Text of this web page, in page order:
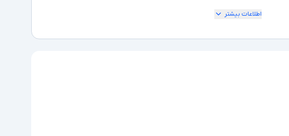
مناسب برای
جنس بدنه آلومینیوم
اطلاعات بیشتر